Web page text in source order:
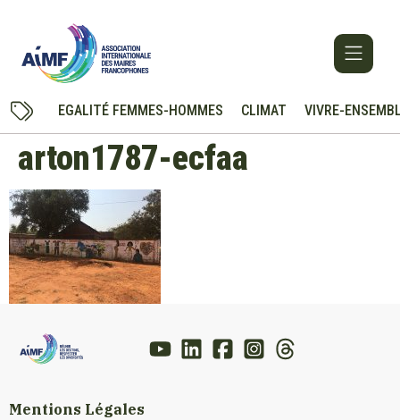
EGALITÉ FEMMES-HOMMES CLIMAT VIVRE-
arton1787-ecfaa
Mentions Légales